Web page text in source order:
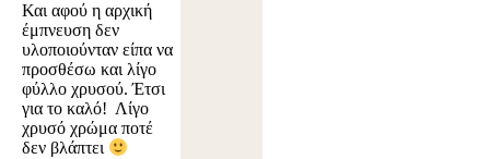
Και αφού η αρχική
έμπνευση δεν
υλοποιούνταν είπα να
προσθέσω και λίγο
φύλλο χρυσού. Έτσι
για το καλό! Λίγο
χρυσό χρώμα ποτέ
δεν βλάπτει